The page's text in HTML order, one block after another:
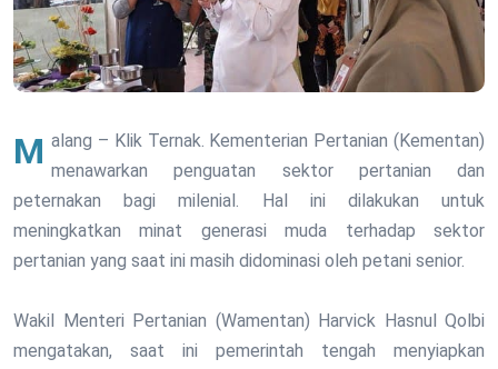
Malang – Klik Ternak. Kementerian Pertanian (Kementan) menawarkan penguatan sektor pertanian dan
peternakan bagi milenial. Hal ini dilakukan untuk
meningkatkan minat generasi muda terhadap sektor
pertanian yang saat ini masih didominasi oleh petani senior.
Wakil Menteri Pertanian (Wamentan) Harvick Hasnul Qolbi
mengatakan, saat ini pemerintah tengah menyiapkan